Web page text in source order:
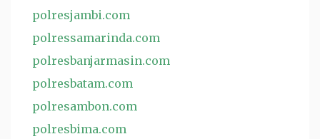
polresjambi.com
polressamarinda.com
polresbanjarmasin.com
polresbatam.com
polresambon.com
polresbima.com